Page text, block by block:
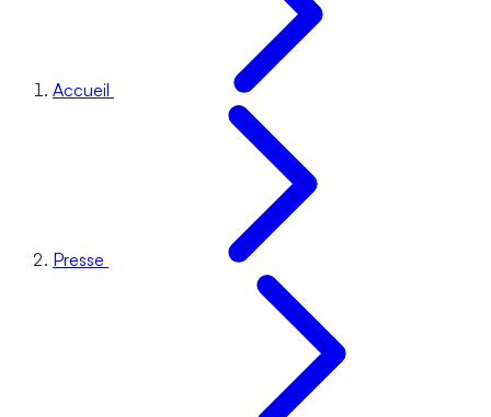
Accueil
Presse